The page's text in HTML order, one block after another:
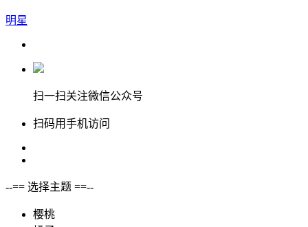
明星
扫一扫关注微信公众号
扫码用手机访问
--== 选择主题 ==--
樱桃